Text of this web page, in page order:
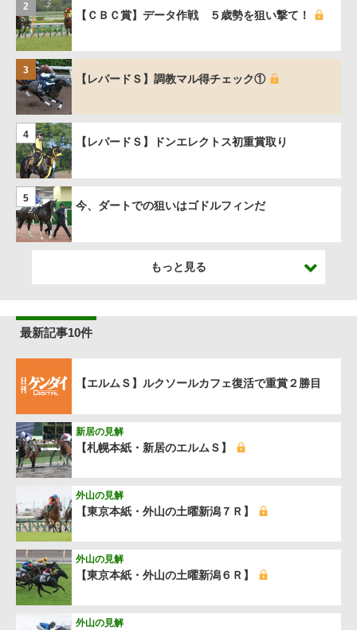
2
【ＣＢＣ賞】データ作戦 ５歳勢を狙い撃て！
3
【レパードＳ】調教マル得チェック①
4
【レパードＳ】ドンエレクトス初重賞取り
5
今、ダートでの狙いはゴドルフィンだ
もっと見る
最新記事10件
【エルムＳ】ルクソールカフェ復活で重賞２勝目
【札幌本紙・新居のエルムＳ】
新居の見解
【東京本紙・外山の土曜新潟７Ｒ】
外山の見解
【東京本紙・外山の土曜新潟６Ｒ】
外山の見解
外山の見解